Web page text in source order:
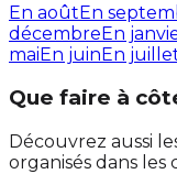
En aoûtEn
décembreEn
maiEn juinEn
Que faire à
Découvrez aussi
organisés dans